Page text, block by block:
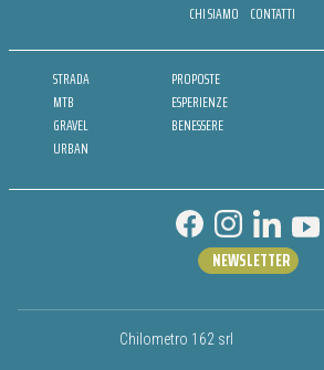
CHI SIAMO CONTATTI
STRADA
MTB
GRAVEL
URBAN
PROPOSTE
ESPERIENZE
BENESSERE
Chilometro 162 srl
NEWSLETTER